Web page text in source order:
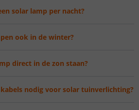
solar lamp per nacht?
ook in de winter?
direct in de zon staan?
nodig voor solar tuinverlichting?